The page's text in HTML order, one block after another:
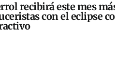
recibirá este mes
con el eclipse